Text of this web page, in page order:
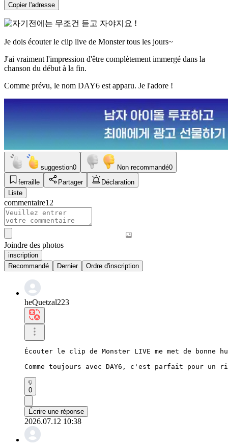
Copier l'adresse
Je dois écouter le clip live de Monster tous les jours~
J'ai vraiment l'impression d'être complètement immergé dans la
chanson du début à la fin.
Comme prévu, le nom DAY6 est apparu. Je l'adore !
suggestion0 Non recommandé0
ferraille
Partager
Déclaration
Liste
commentaire12
Joindre des photos
inscription
Recommandé
Dernier Ordre d'inscription
heQuetzal223
Écouter le clip de Monster LIVE me met de bonne
Comme toujours avec DAY6, c'est parfait pour un
0
Écrire une réponse
2026.07.12 10:38